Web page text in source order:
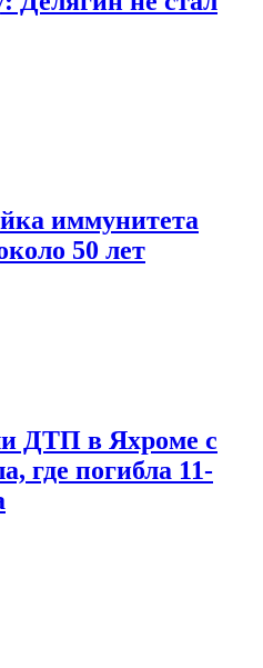
иммунитета
50 лет
ДТП в Яхроме с
где погибла 11-